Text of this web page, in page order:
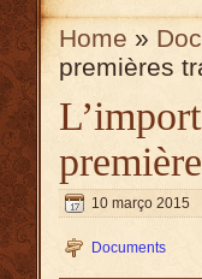
Home »
premières
10 março 2015
Documents